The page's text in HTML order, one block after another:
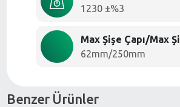
1230 ±%3
Max Şişe Çapı/Max
62mm/250mm
Benzer Ürünler